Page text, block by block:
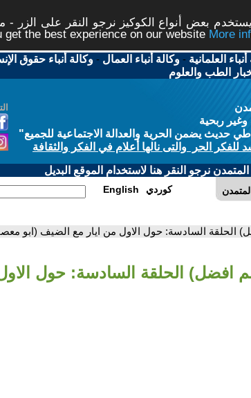
بعض أنواع الكوكيز نرجو النقر على الزر
the best experience on our website
العلمانية -وكالة أنباء العمال -وكالة أنباء حقوق
الطب والعلوم
وغير ربحية
حديث يضمن الحرية والعدالة الاجتماعية للجميع"
الحر والتى نالها أعلام في الفكر والثقافة
نرجو النقر هنا لاستخدام الموقع البديل
English كوردي
الحلقة السادسة: حول الاول من ايار مع الضيف (ابو
افضل) الحلقة السادسة: حول